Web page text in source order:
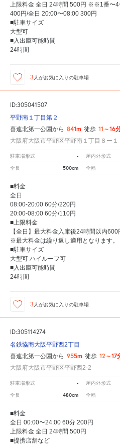
上限料金 全日 24時間 500円 ※※1番〜4
400円/全日 20:00〜08:00 300円
■駐車サイズ
大型可
■入出庫可能時間
24時間
3人がお気に入りの駐車場
ID:305041507
平野南１丁目第２
喜連北第一公園から 841m 徒歩 11～16
大阪府大阪市平野区平野南１丁目８ー１
駐車場形式 - 屋内外形式
全長 500cm 全幅
■料金
全日
08:00-20:00 60分/220円
20:00-08:00 60分/110円
■上限料金
【全日】最大料金入庫後24時間以内600
※最大料金は繰り返し適用となります。
■駐車サイズ
大型可 ハイルーフ可
■入出庫可能時間
24時間
3人がお気に入りの駐車場
ID:305114274
名鉄協商大阪平野西2丁目
喜連北第一公園から 955m 徒歩 12～17
大阪府大阪市平野区平野西2-2
駐車場形式 - 屋内外形式
全長 480cm 全幅
■料金
全日 00:00〜24:00 60分 200円
上限料金 全日 24時間 500円
■提携店舗など